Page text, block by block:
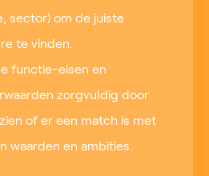
sector) om de juiste
te vinden.
functie-eisen en
zorgvuldig door
of er een match is met
waarden en ambities.